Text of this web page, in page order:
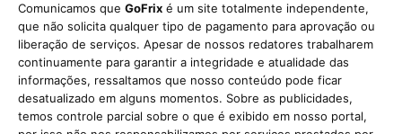
Comunicamos que GoFrix é um site totalmente independente,
que não solicita qualquer tipo de pagamento para aprovação ou
liberação de serviços. Apesar de nossos redatores trabalharem
continuamente para garantir a integridade e atualidade das
informações, ressaltamos que nosso conteúdo pode ficar
desatualizado em alguns momentos. Sobre as publicidades,
temos controle parcial sobre o que é exibido em nosso portal,